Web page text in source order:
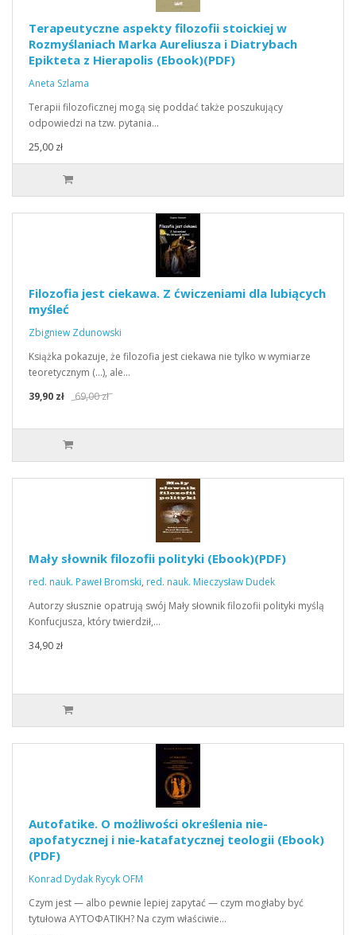
Terapeutyczne aspekty filozofii stoickiej w
Rozmyślaniach Marka Aureliusza i Diatrybach
Epikteta z Hierapolis (Ebook)(PDF)
Aneta Szlama
Terapii filozoficznej mogą się poddać także poszukujący
odpowiedzi na tzw. pytania…
25,00 zł
Filozofia jest ciekawa. Z ćwiczeniami dla lubiących
myśleć
Zbigniew Zdunowski
Książka pokazuje, że filozofia jest ciekawa nie tylko w wymiarze
teoretycznym (...), ale…
39,90 zł
69,00 zł
Mały słownik filozofii polityki (Ebook)(PDF)
red. nauk. Paweł Bromski, red. nauk. Mieczysław Dudek
Autorzy słusznie opatrują swój Mały słownik filozofii polityki myślą
Konfucjusza, który twierdził,…
34,90 zł
Autofatike. O możliwości określenia nie-
apofatycznej i nie-katafatycznej teologii (Ebook)
(PDF)
Konrad Dydak Rycyk OFM
Czym jest — albo pewnie lepiej zapytać — czym mogłaby być
tytułowa ΑΥΤΟΦΑΤΙΚΗ? Na czym właściwie…